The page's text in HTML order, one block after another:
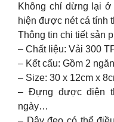
Không chỉ dừng lại
hiện được nét cá tính
Thông tin chi tiết sản
– Chất liệu: Vải 300
– Kết cấu: Gồm 2
– Size: 30 x 12cm x
– Đựng được điện
ngày…